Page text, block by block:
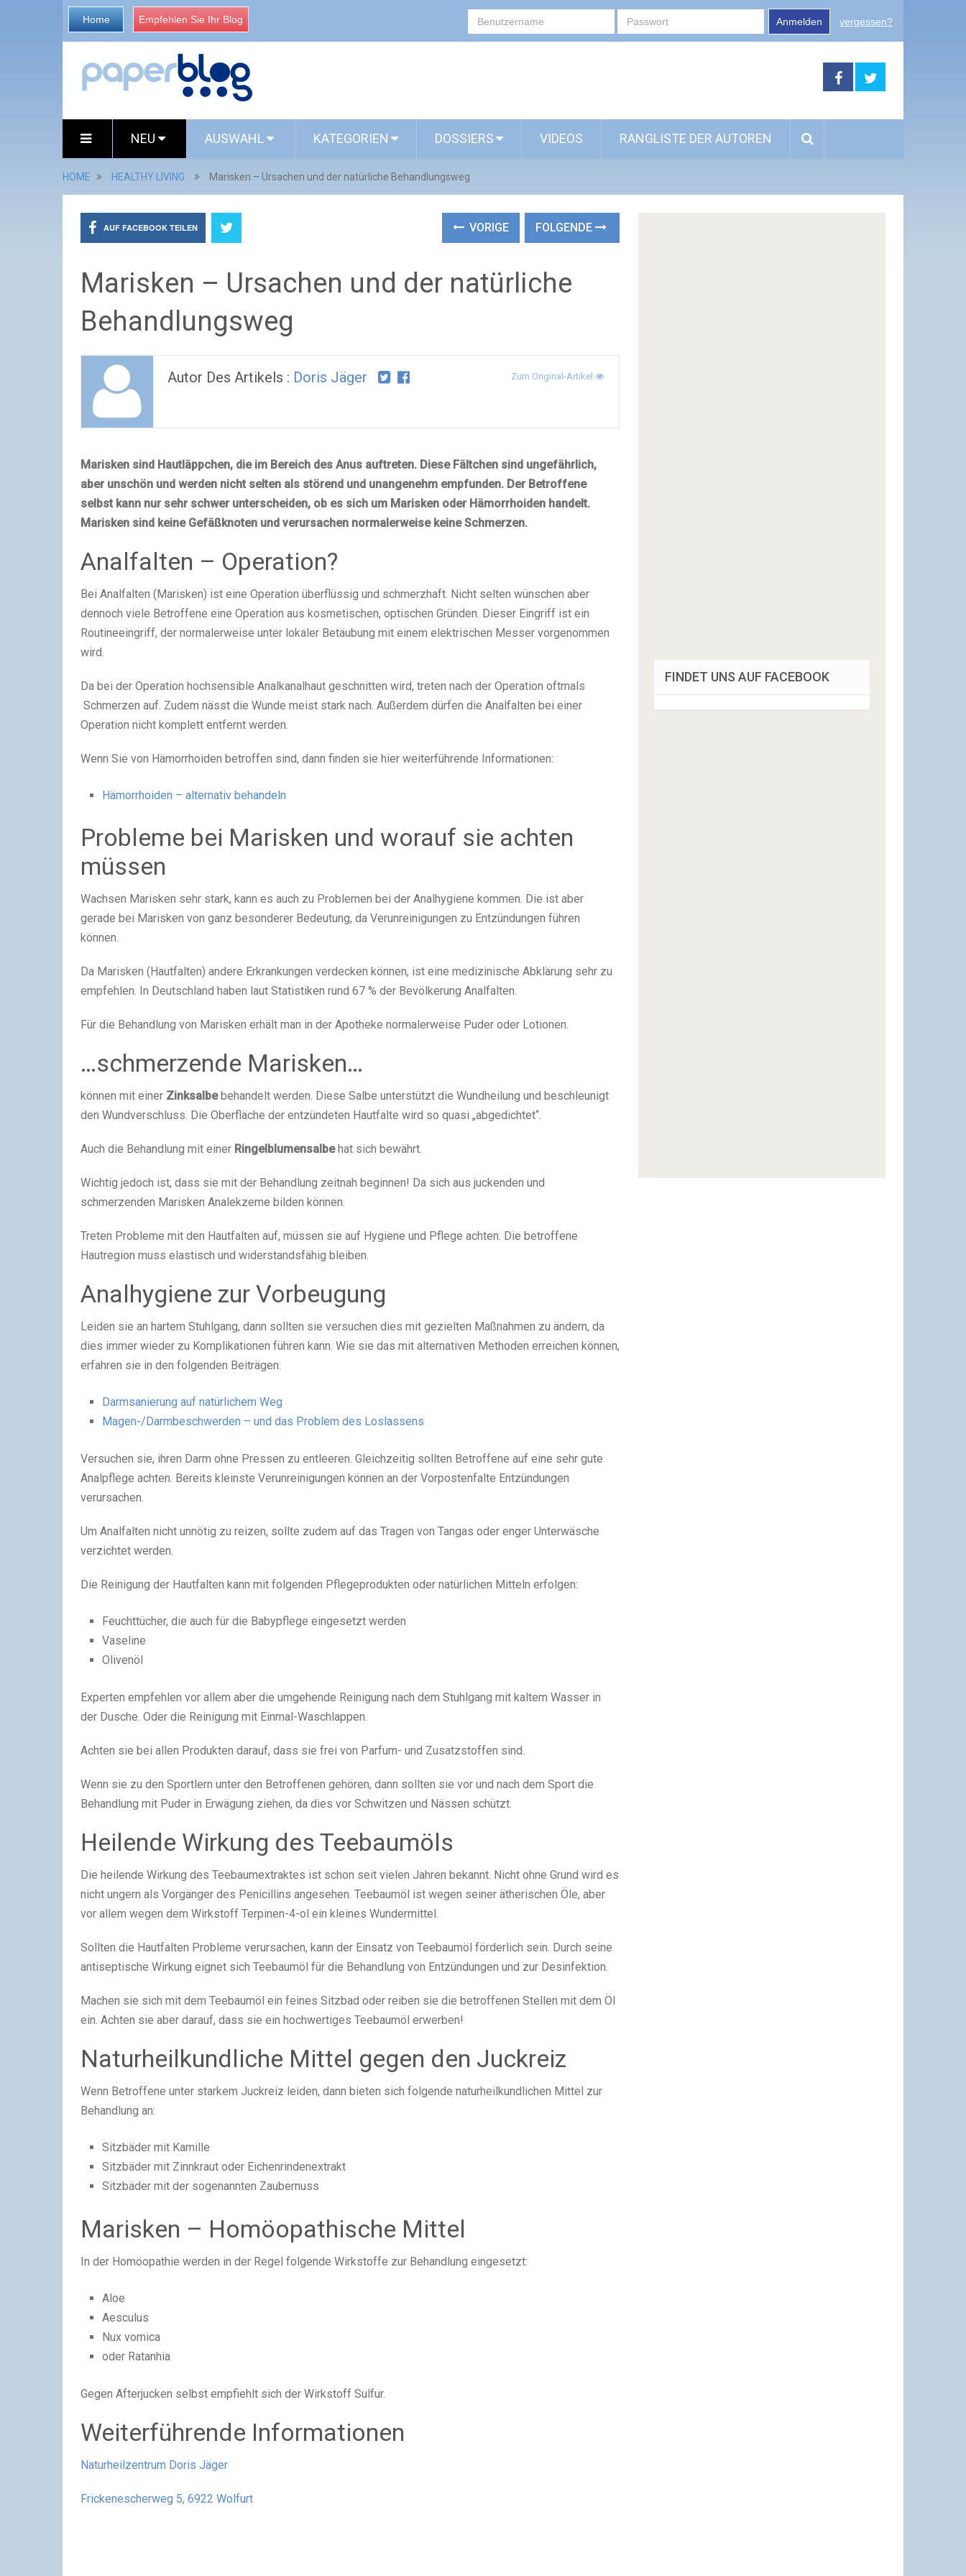
Home Empfehlen Sie Ihr Blog Anmelden vergessen?
NEU AUSWAHL KATEGORIEN DOSSIERS VIDEOS RANGLISTE DER AUTOREN
HOME HEALTHY LIVING Marisken – Ursachen und der natürliche Behandlungsweg
AUF FACEBOOK TEILEN VORIGE FOLGENDE
Marisken – Ursachen und der natürliche
Behandlungsweg
Autor Des Artikels : Doris Jäger Zum Original-Artikel
Marisken sind Hautläppchen, die im Bereich des Anus auftreten. Diese Fältchen sind ungefährlich,
aber unschön und werden nicht selten als störend und unangenehm empfunden. Der Betroffene
selbst kann nur sehr schwer unterscheiden, ob es sich um Marisken oder Hämorrhoiden handelt.
Marisken sind keine Gefäßknoten und verursachen normalerweise keine Schmerzen.
Analfalten – Operation?
Bei Analfalten (Marisken) ist eine Operation überflüssig und schmerzhaft. Nicht selten wünschen aber
dennoch viele Betroffene eine Operation aus kosmetischen, optischen Gründen. Dieser Eingriff ist ein
Routineeingriff, der normalerweise unter lokaler Betäubung mit einem elektrischen Messer vorgenommen
wird.
Da bei der Operation hochsensible Analkanalhaut geschnitten wird, treten nach der Operation oftmals
Schmerzen auf. Zudem nässt die Wunde meist stark nach. Außerdem dürfen die Analfalten bei einer
Operation nicht komplett entfernt werden.
Wenn Sie von Hämorrhoiden betroffen sind, dann finden sie hier weiterführende Informationen:
Hämorrhoiden – alternativ behandeln
Probleme bei Marisken und worauf sie achten
müssen
Wachsen Marisken sehr stark, kann es auch zu Problemen bei der Analhygiene kommen. Die ist aber
gerade bei Marisken von ganz besonderer Bedeutung, da Verunreinigungen zu Entzündungen führen
können.
Da Marisken (Hautfalten) andere Erkrankungen verdecken können, ist eine medizinische Abklärung sehr zu
empfehlen. In Deutschland haben laut Statistiken rund 67 % der Bevölkerung Analfalten.
Für die Behandlung von Marisken erhält man in der Apotheke normalerweise Puder oder Lotionen.
…schmerzende Marisken…
können mit einer Zinksalbebehandelt werden. Diese Salbe unterstützt die Wundheilung und beschleunigt
den Wundverschluss. Die Oberfläche der entzündeten Hautfalte wird so quasi „abgedichtet“.
Auch die Behandlung mit einer Ringelblumensalbehat sich bewährt.
Wichtig jedoch ist, dass sie mit der Behandlung zeitnah beginnen! Da sich aus juckenden und
schmerzenden Marisken Analekzeme bilden können.
Treten Probleme mit den Hautfalten auf, müssen sie auf Hygiene und Pflege achten. Die betroffene
Hautregion muss elastisch und widerstandsfähig bleiben.
Analhygiene zur Vorbeugung
Leiden sie an hartem Stuhlgang, dann sollten sie versuchen dies mit gezielten Maßnahmen zu ändern, da
dies immer wieder zu Komplikationen führen kann. Wie sie das mit alternativen Methoden erreichen können,
erfahren sie in den folgenden Beiträgen:
Darmsanierung auf natürlichem Weg
Magen-/Darmbeschwerden – und das Problem des Loslassens
Versuchen sie, ihren Darm ohne Pressen zu entleeren. Gleichzeitig sollten Betroffene auf eine sehr gute
Analpflege achten. Bereits kleinste Verunreinigungen können an der Vorpostenfalte Entzündungen
verursachen.
Um Analfalten nicht unnötig zu reizen, sollte zudem auf das Tragen von Tangas oder enger Unterwäsche
verzichtet werden.
Die Reinigung der Hautfalten kann mit folgenden Pflegeprodukten oder natürlichen Mitteln erfolgen:
Feuchttücher, die auch für die Babypflege eingesetzt werden
Vaseline
Olivenöl
Experten empfehlen vor allem aber die umgehende Reinigung nach dem Stuhlgang mit kaltem Wasser in
der Dusche. Oder die Reinigung mit Einmal-Waschlappen.
Achten sie bei allen Produkten darauf, dass sie frei von Parfum- und Zusatzstoffen sind.
Wenn sie zu den Sportlern unter den Betroffenen gehören, dann sollten sie vor und nach dem Sport die
Behandlung mit Puder in Erwägung ziehen, da dies vor Schwitzen und Nässen schützt.
Heilende Wirkung des Teebaumöls
Die heilende Wirkung des Teebaumextraktes ist schon seit vielen Jahren bekannt. Nicht ohne Grund wird es
nicht ungern als Vorgänger des Penicillins angesehen. Teebaumöl ist wegen seiner ätherischen Öle, aber
vor allem wegen dem Wirkstoff Terpinen-4-ol ein kleines Wundermittel.
Sollten die Hautfalten Probleme verursachen, kann der Einsatz von Teebaumöl förderlich sein. Durch seine
antiseptische Wirkung eignet sich Teebaumöl für die Behandlung von Entzündungen und zur Desinfektion.
Machen sie sich mit dem Teebaumöl ein feines Sitzbad oder reiben sie die betroffenen Stellen mit dem Öl
ein. Achten sie aber darauf, dass sie ein hochwertiges Teebaumöl erwerben!
Naturheilkundliche Mittel gegen den Juckreiz
Wenn Betroffene unter starkem Juckreiz leiden, dann bieten sich folgende naturheilkundlichen Mittel zur
Behandlung an:
Sitzbäder mit Kamille
Sitzbäder mit Zinnkraut oder Eichenrindenextrakt
Sitzbäder mit der sogenannten Zaubernuss
Marisken – Homöopathische Mittel
In der Homöopathie werden in der Regel folgende Wirkstoffe zur Behandlung eingesetzt:
Aloe
Aesculus
Nux vomica
oder Ratanhia
Gegen Afterjucken selbst empfiehlt sich der Wirkstoff Sulfur.
Weiterführende Informationen
Naturheilzentrum Doris Jäger
Frickenescherweg 5, 6922 Wolfurt
FINDET UNS AUF FACEBOOK